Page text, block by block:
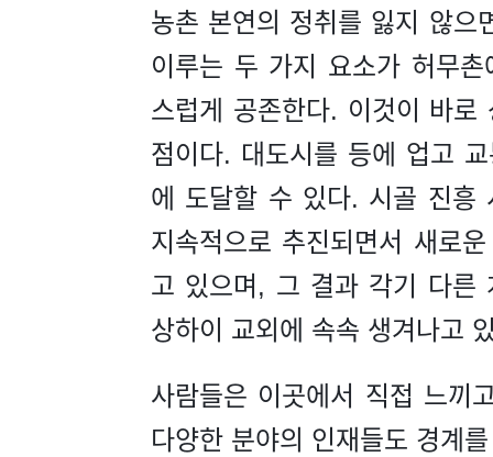
농촌 본연의 정취를 잃지 않으
이루는 두 가지 요소가 허무
스럽게 공존한다. 이것이 바
점이다. 대도시를 등에 업고
에 도달할 수 있다. 시골 진흥
지속적으로 추진되면서 새로
고 있으며, 그 결과 각기 다른
상하이 교외에 속속 생겨나고
사람들은 이곳에서 직접 느끼
다양한 분야의 인재들도 경계